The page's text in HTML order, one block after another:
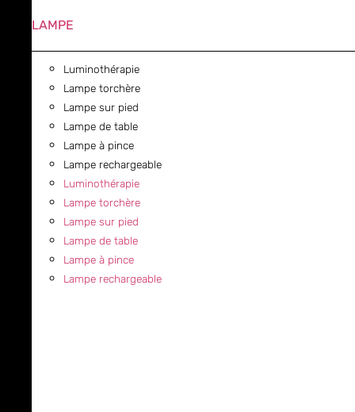
LAMPE
Luminothérapie
Lampe torchère
Lampe sur pied
Lampe de table
Lampe à pince
Lampe rechargeable
Luminothérapie
Lampe torchère
Lampe sur pied
Lampe de table
Lampe à pince
Lampe rechargeable